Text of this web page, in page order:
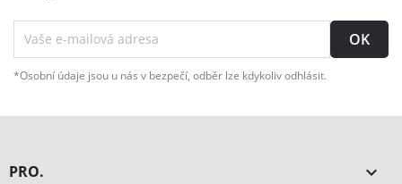
*Osobní údaje jsou u nás v bezpečí, odběr lze kdykoliv odhlásit.
PRO. 